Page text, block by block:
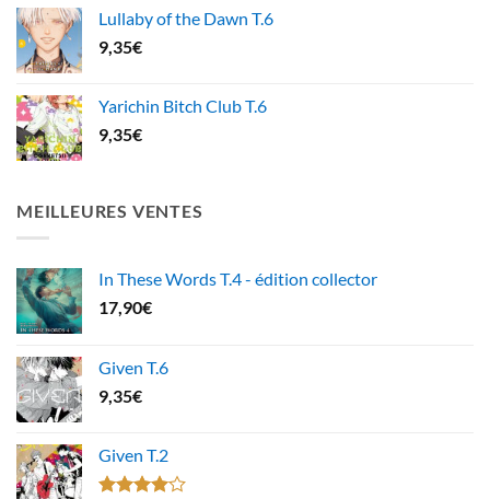
Lullaby of the Dawn T.6
9,35€
Yarichin Bitch Club T.6
9,35€
MEILLEURES VENTES
In These Words T.4 - édition collector
17,90€
Given T.6
9,35€
Given T.2